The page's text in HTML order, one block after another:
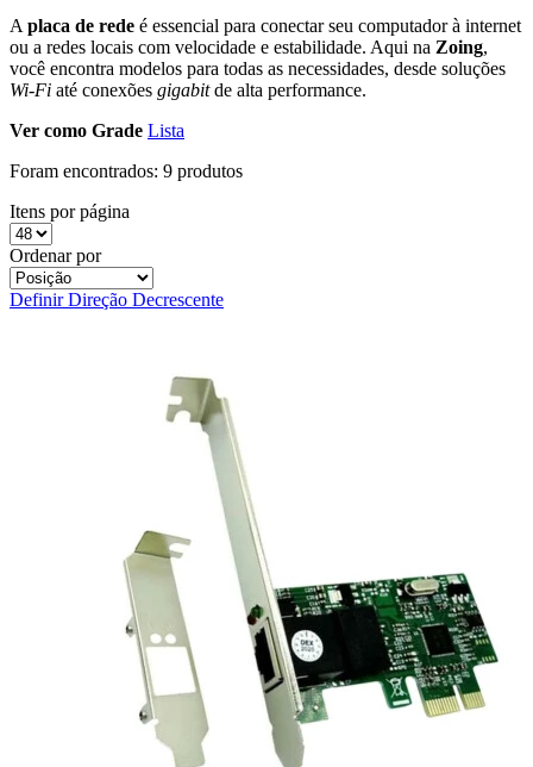
A placa de rede é essencial para conectar seu computador à internet
ou a redes locais com velocidade e estabilidade. Aqui na Zoing,
você encontra modelos para todas as necessidades, desde soluções
Wi-Fi até conexões gigabitde alta performance.
Ver como Grade Lista
Foram encontrados: 9 produtos
Itens por página
Ordenar por
Definir Direção Decrescente